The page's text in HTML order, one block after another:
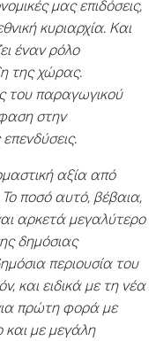
μας επιδόσεις,
κυριαρχία. Και
έναν ρόλο
της χώρας.
του παραγωγικού
στην
αξία από
ποσό αυτό, βέβαια,
αρκετά μεγαλύτερο
δημόσιας
περιουσία του
και ειδικά με τη νέα
πρώτη φορά με
και με μεγάλη